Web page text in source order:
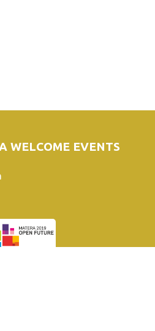
WELCOME EVENTS